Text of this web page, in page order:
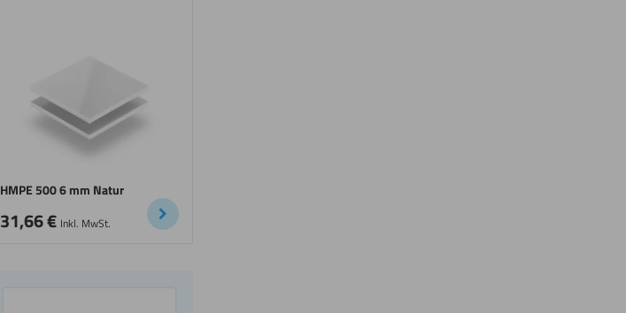
HMPE 500 6 mm Natur
31,66€ Inkl. MwSt.